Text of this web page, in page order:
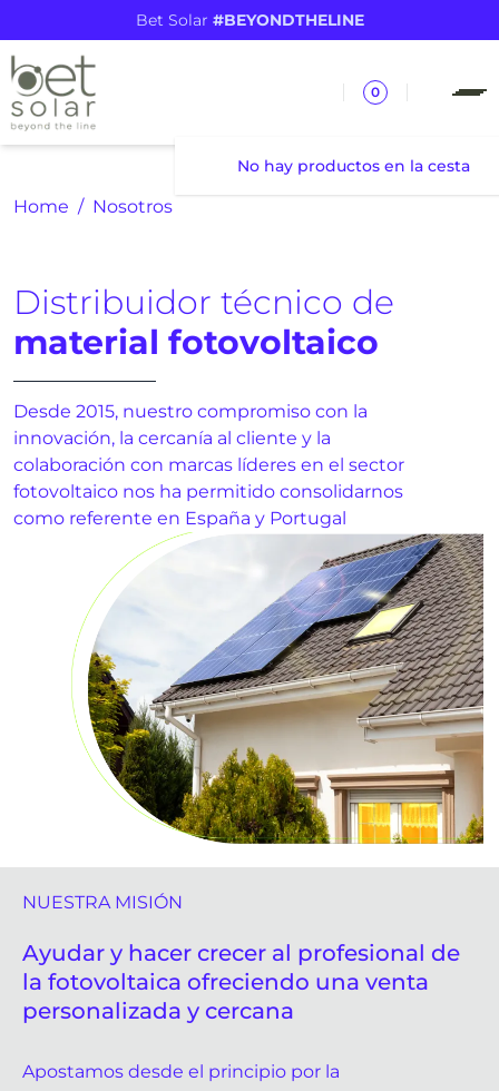
Bet Solar #BEYONDTHELINE
0
No hay productos en la cesta
Home Nosotros
Distribuidor técnico de
material fotovoltaico
Desde 2015, nuestro compromiso con la
innovación, la cercanía al cliente y la
colaboración con marcas líderes en el sector
fotovoltaico nos ha permitido consolidarnos
como referente en España y Portugal
NUESTRA MISIÓN
Ayudar y hacer crecer al profesional de
la fotovoltaica ofreciendo una venta
personalizada y cercana
Apostamos desde el principio por la